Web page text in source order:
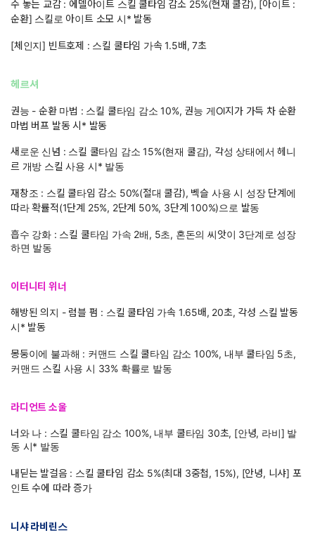
수 놓는 교감 : 에델아이트 스킬 쿨타임 감소 25%(현재 쿨감), [아이트 :
순환] 스킬로 아이트 소모 시* 발동
[체인지] 빈트호제 : 스킬 쿨타임 가속 1.5배, 7초
헤르셔
권능 - 순환 마법 : 스킬 쿨타임 감소 10%, 권능 게Ol지가 가득 차 순환
마법 버프 발동 시* 발동
새로운 신념 : 스킬 쿨타임 감소 15%(현재 쿨감), 각성 상태에서 헤니
르 개방 스킬 사용 시* 발동
재창조 : 스킬 쿨타임 감소 50%(절대 쿨감), 벡슬 사용 시 성장 단계에
따라 확률적(1단계 25%, 2단계 50%, 3단계 100%)으로 발동
흡수 강화 : 스킬 쿨타임 가속 2배, 5초, 혼돈의 씨앗이 3단계로 성장
하면 발동
이터니티 위너
해방된 의지 - 럼블 펌 : 스킬 쿨타임 가속 1.65배, 20초, 각성 스킬 발동
시* 발동
몽둥이에 불과해 : 커맨드 스킬 쿨타임 감소 100%, 내부 쿨타임 5초,
커맨드 스킬 사용 시 33% 확률로 발동
라디언트 소울
너와 나 : 스킬 쿨타임 감소 100%, 내부 쿨타임 30초, [안녕, 라비] 발
동 시* 발동
내딛는 발걸음 : 스킬 쿨타임 감소 5%(최대 3중첩, 15%), [안녕, 니샤] 포
인트 수에 따라 증가
니샤 라비린스